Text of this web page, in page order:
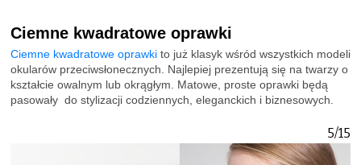
Ciemne kwadratowe oprawki
Ciemne kwadratowe oprawki to już klasyk wśród wszystkich modeli
okularów przeciwsłonecznych. Najlepiej prezentują się na twarzy o
kształcie owalnym lub okrągłym. Matowe, proste oprawki będą
pasowały do stylizacji codziennych, eleganckich i biznesowych.
5/15